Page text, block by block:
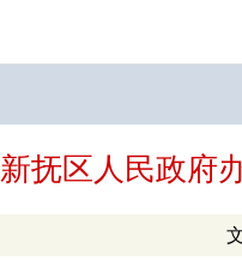
新抚区人民政府